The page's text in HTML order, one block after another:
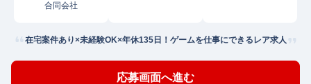
合同会社
在宅案件あり×未経験OK×年休135日！ゲームを仕事にできるレア求人
応募画面へ進む